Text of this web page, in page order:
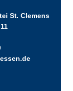
St. Clemens